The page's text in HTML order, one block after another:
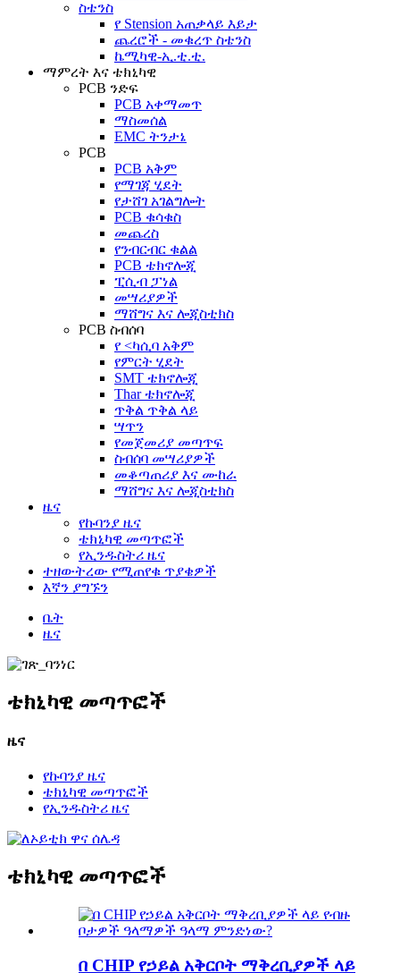
ስቴንስ
የ Stension አጠቃላይ እይታ
ጨረሮች - መቁረጥ ስቴንስ
ኬሚካዊ-ኢ.ቲ.ቲ.
ማምረት እና ቴክኒካዊ
PCB ንድፍ
PCB አቀማመጥ
ማስመሰል
EMC ትንታኔ
PCB
PCB አቅም
የማገጃ ሂደት
የታሸገ አገልግሎት
PCB ቁሳቁስ
መጨረስ
የንብርብር ቁልል
PCB ቴክኖሎጂ
ፒሲብ ፓነል
መሣሪያዎች
ማሸግና እና ሎጂስቲክስ
PCB ስብሰባ
የ <ካሲባ አቅም
የምርት ሂደት
SMT ቴክኖሎጂ
Thar ቴክኖሎጂ
ጥቅል ጥቅል ላይ
ሣጥን
የመጀመሪያ መጣጥፍ
ስብሰባ መሣሪያዎች
መቆጣጠሪያ እና ሙከራ
ማሸግና እና ሎጂስቲክስ
ዜና
የኩባንያ ዜና
ቴክኒካዊ መጣጥፎች
የኢንዱስትሪ ዜና
ተዘውትረው የሚጠየቁ ጥያቄዎች
እኛን ያግኙን
ቤት
ዜና
ቴክኒካዊ መጣጥፎች
ዜና
የኩባንያ ዜና
ቴክኒካዊ መጣጥፎች
የኢንዱስትሪ ዜና
ቴክኒካዊ መጣጥፎች
በ CHIP የኃይል አቅርቦት ማቅረቢያዎች ላይ